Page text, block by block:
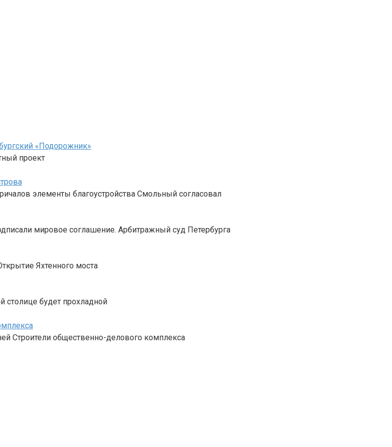
«Подорожник»
проект
элементы благоустройства Смольный согласовал
мировое соглашение. Арбитражный суд Петербурга
Яхтенного моста
столице будет прохладной
Строители общественно-делового комплекса